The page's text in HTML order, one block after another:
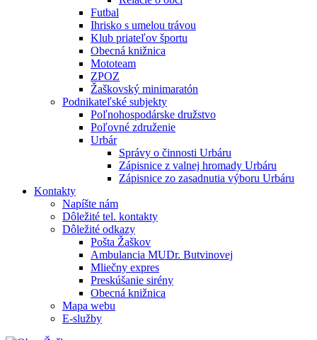
Futbal
Ihrisko s umelou trávou
Klub priateľov športu
Obecná knižnica
Mototeam
ZPOZ
Žaškovský minimaratón
Podnikateľské subjekty
Poľnohospodárske družstvo
Poľovné združenie
Urbár
Správy o činnosti Urbáru
Zápisnice z valnej hromady Urbáru
Zápisnice zo zasadnutia výboru Urbáru
Kontakty
Napíšte nám
Dôležité tel. kontakty
Dôležité odkazy
Pošta Žaškov
Ambulancia MUDr. Butvinovej
Mliečny expres
Preskúšanie sirény
Obecná knižnica
Mapa webu
E-služby